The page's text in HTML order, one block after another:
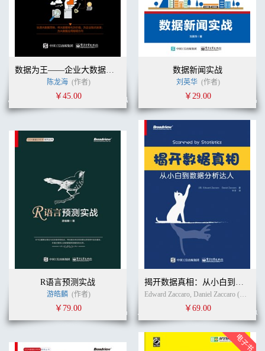
数据为王——企业大数据挖掘与分析
陈龙海 (作者)
￥45.00
数据新闻实战
刘英华 (作者)
￥29.00
R语言预测实战
游皓麟 (作者)
￥79.00
揭开数据真相：从小白到数据分析达人
Edward Zaccaro, Daniel Zaccaro (作者)
￥69.00